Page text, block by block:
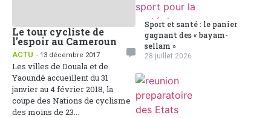
Le tour cycliste de
l’espoir au Cameroun
ACTU - 13 décembre 2017
Les villes de Douala et de
Yaoundé accueillent du 31
janvier au 4 février 2018, la
coupe des Nations de cyclisme
des moins de 23...
Sport et santé : le panier
gagnant des « bayam-
sellam »
28 juillet 2026